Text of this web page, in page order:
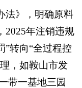
法》，明确原料
2025年注销违规
”转向“全过程控
，如鞍山市发
带一基地三园